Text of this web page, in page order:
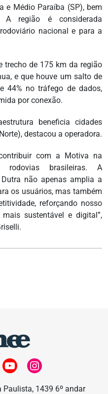
e Médio Paraíba (SP), bem
região é considerada
nacional e para a
trecho de 175 km da região
e que houve um salto de
44% no tráfego de dados,
por conexão.
beneficia cidades
destacou a operadora.
com a Motiva na
rodovias brasileiras. A
não apenas amplia a
os usuários, mas também
reforçando nosso
sustentável e digital”,
Paulista, 1439 6º andar